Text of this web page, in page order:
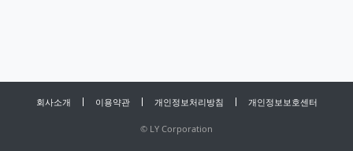
회사소개 이용약관 개인정보처리방침 개인정보보호센터
© LY Corporation